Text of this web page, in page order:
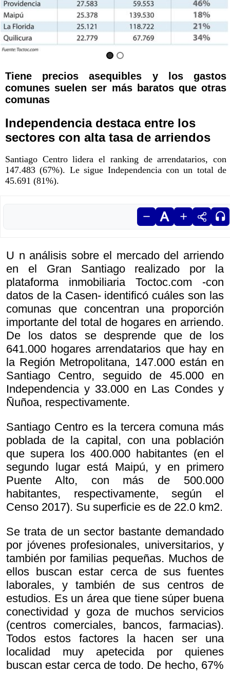
Tiene precios asequibles y los gastos
comunes suelen ser más baratos que otras
comunas
Independencia destaca entre los
sectores con alta tasa de arriendos
Santiago Centro lidera el ranking de arrendatarios, con
147.483 (67%). Le sigue Independencia con un total de
45.691 (81%).
U n análisis sobre el mercado del arriendo
en el Gran Santiago realizado por la
plataforma inmobiliaria Toctoc.com -con
datos de la Casen- identificó cuáles son las
comunas que concentran una proporción
importante del total de hogares en arriendo.
De los datos se desprende que de los
641.000 hogares arrendatarios que hay en
la Región Metropolitana, 147.000 están en
Santiago Centro, seguido de 45.000 en
Independencia y 33.000 en Las Condes y
Ñuñoa, respectivamente.
Santiago Centro es la tercera comuna más
poblada de la capital, con una población
que supera los 400.000 habitantes (en el
segundo lugar está Maipú, y en primero
Puente Alto, con más de 500.000
habitantes, respectivamente, según el
Censo 2017). Su superficie es de 22.0 km2.
Se trata de un sector bastante demandado
por jóvenes profesionales, universitarios, y
también por familias pequeñas. Muchos de
ellos buscan estar cerca de sus fuentes
laborales, y también de sus centros de
estudios. Es un área que tiene súper buena
conectividad y goza de muchos servicios
(centros comerciales, bancos, farmacias).
Todos estos factores la hacen ser una
localidad muy apetecida por quienes
buscan estar cerca de todo. De hecho, 67%